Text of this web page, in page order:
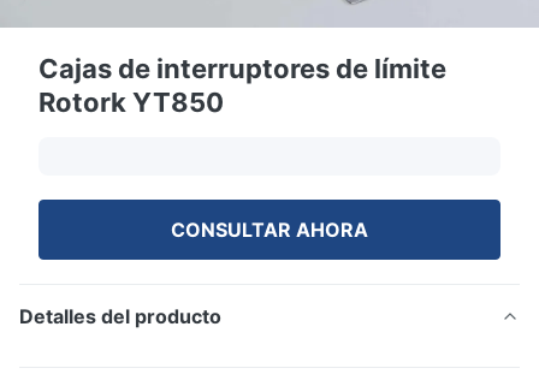
Cajas de interruptores de límite
Rotork YT850
CONSULTAR AHORA
Detalles del producto